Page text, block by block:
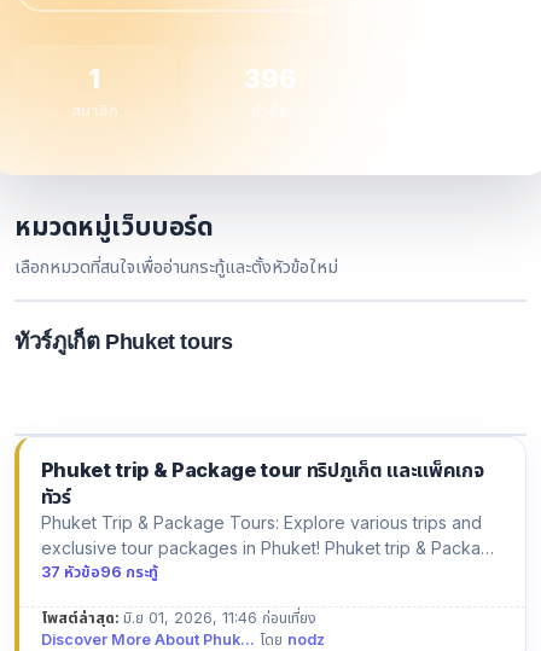
1
สมาชิก
396
หมวดหมู่เว็บบอร์ด
เลือกหมวดที่สนใจเพื่ออ่านกระทู้และตั้งหัวข้อใหม่
ทัวร์ภูเก็ต Phuket tours
สนทนา เที่ยวภูเก็ต บทความ สนทนา ทริปท่องเที่ยว ที่กิน ที่พัก การเดินทาง ต่างๆ Join the
Phuket trip & Package tour ทริปภูเก็ต และแพ็คเกจ
ทัวร์
Phuket Trip & Package Tours: Explore various trips and
exclusive tour packages in Phuket! Phuket trip & Package
tour ทร…
37 หัวข้อ96 กระทู้
โพสต์ล่าสุด: มิ.ย 01, 2026, 11:46 ก่อนเที่ยง
Discover More About Phuk... โดย nodz